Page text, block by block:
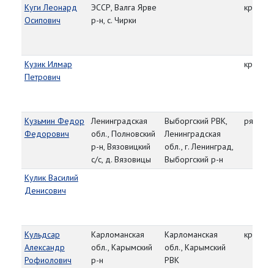
Куги Леонард
Осипович
ЭССР, Валга Ярве
р-н, с. Чирки
Кузик Илмар
Петрович
Кузьмин Федор
Федорович
Ленинградская
обл., Полновский
р-н, Вязовицкий
с/с, д. Вязовицы
Выборгский РВК,
Ленинградская
обл., г. Ленинград,
Выборгский р-н
Кулик Василий
Денисович
Кульдсар
Александр
Рофиолович
Карломанская
обл., Карымский
р-н
Карломанская
обл., Карымский
РВК